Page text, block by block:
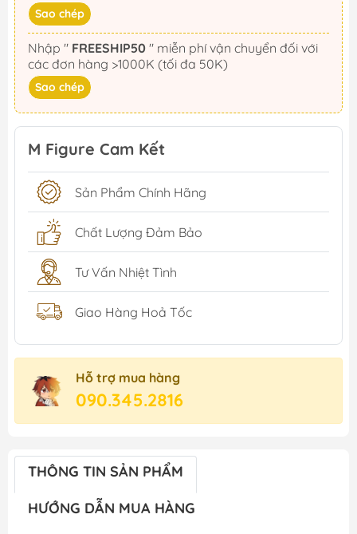
Sao chép
Nhập " FREESHIP50
các đơn hàng >1000K (tối đa 50K)
Sao chép
M Figure Cam Kết
Sản Phẩm Chính Hãng
Chất Lượng Đảm Bảo
Tư Vấn Nhiệt Tình
Giao Hàng Hoả Tốc
Hỗ trợ mua hàng
090.345.2816
THÔNG TIN SẢN PHẨM
HƯỚNG DẪN MUA HÀNG